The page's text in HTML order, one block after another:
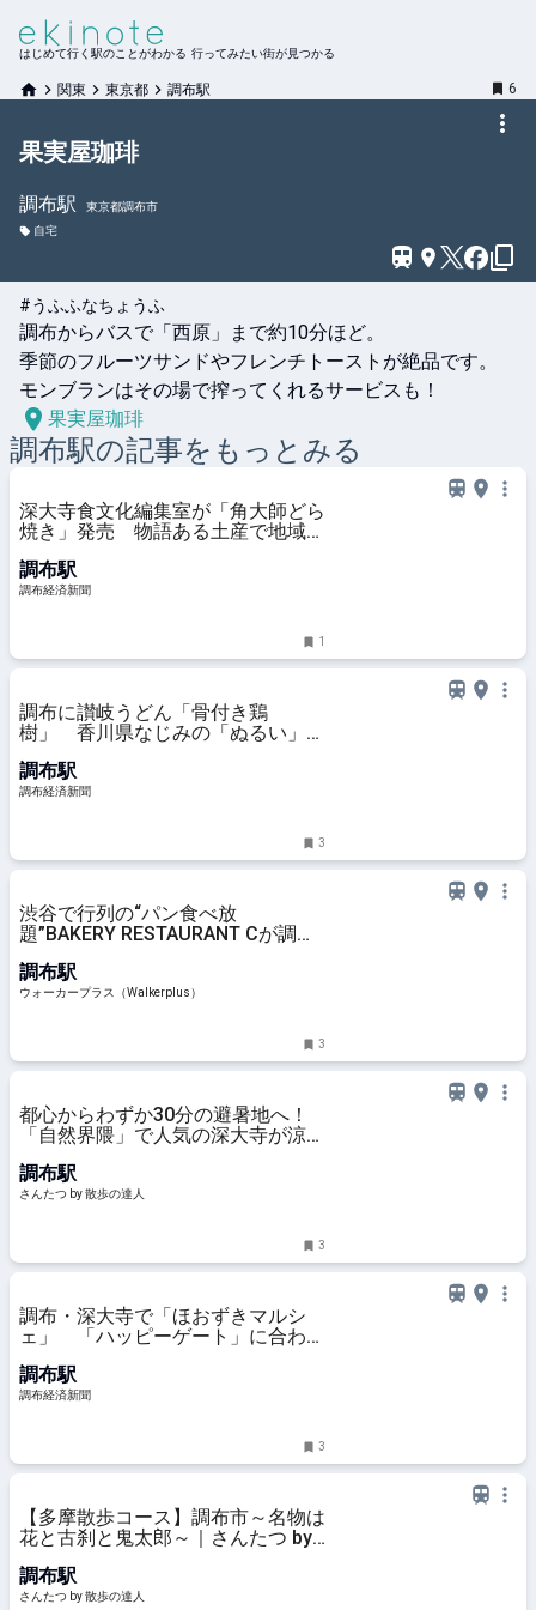
はじめて行く駅のことがわかる 行ってみたい街が見つかる
関東 東京都 調布駅 6
果実屋珈琲
調布駅
東京都調布市
自宅
#うふふなちょうふ
調布からバスで「西原」まで約10分ほど。
季節のフルーツサンドやフレンチトーストが絶品です。
モンブランはその場で搾ってくれるサービスも！
果実屋珈琲
調布駅の記事をもっとみる
深大寺食文化編集室が「角大師どら
焼き」発売 物語ある土産で地域を
調布駅
調布経済新聞
1
調布に讃岐うどん「骨付き鶏
樹」 香川県なじみの「ぬるい」も
調布駅
調布経済新聞
3
渋谷で行列の“パン食べ放
題”BAKERY RESTAURANT Cが調布
響は？最大200組待ちの日も！｜ウ
ォーカープラス
調布駅
ウォーカープラス（Walkerplus）
3
都心からわずか30分の避暑地へ！
「自然界隈」で人気の深大寺が涼し
散歩の達人
調布駅
さんたつ by 散歩の達人
3
調布・深大寺で「ほおずきマルシ
ェ」 「ハッピーゲート」に合わせ
調布駅
調布経済新聞
3
【多摩散歩コース】調布市～名物は
花と古刹と鬼太郎～｜さんたつ by
調布駅
さんたつ by 散歩の達人